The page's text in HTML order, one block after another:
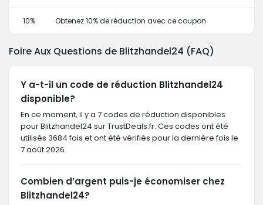
10% Obtenez 10% de réduction avec ce coupon
Foire Aux Questions de Blitzhandel24 (FAQ)
Y a-t-il un code de réduction Blitzhandel24
disponible?
En ce moment, il y a 7 codes de réduction disponibles
pour Blitzhandel24 sur TrustDeals.fr. Ces codes ont été
utilisés 3684 fois et ont été vérifiés pour la dernière fois le
7 août 2026.
Combien d’argent puis-je économiser chez
Blitzhandel24?